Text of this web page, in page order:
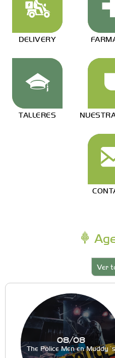
DELIVERY
TALLERES
Ver
08/08
The Police Men en Muddy´s